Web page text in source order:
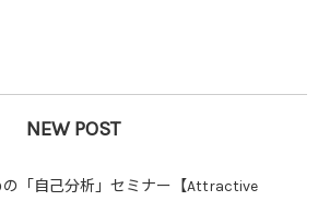
NEW POST
の「自己分析」セミナー【Attractive